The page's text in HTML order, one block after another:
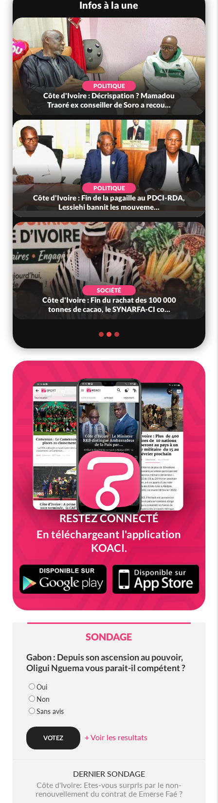
Infos à la une
POLITIQUE
Côte d'Ivoire : Décrispation ? Mamadou
Traoré ex conseiller de Soro a recou...
POLITIQUE
Côte d'Ivoire : Fin de la pagaille au PDCI-RDA,
Lessiehi bannit les mouveme...
SOCIÉTÉ
Côte d'Ivoire : Fin du rachat des 100 000
tonnes de cacao, le SYNARFA-CI co...
RESTEZ CONNECTÉ
En téléchargeant l'application
KOACI.
SONDAGE
Gabon : Depuis son ascension au pouvoir,
Oligui Nguema vous parait-il compétent ?
Oui
Non
Sans avis
+ Voir les resultats
DERNIER SONDAGE
Côte d'Ivoire: Etes-vous surpris par le non-
renouvellement du contrat de Emerse Faé ?